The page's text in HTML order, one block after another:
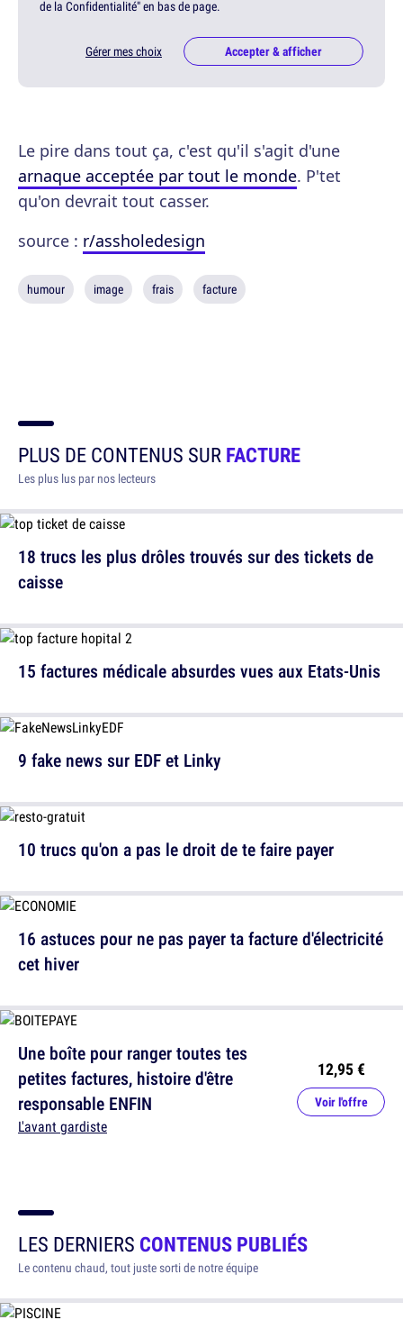
de la Confidentialité" en bas de page.
Gérer mes choix Accepter & afficher
Le pire dans tout ça, c'est qu'il s'agit d'une
arnaque acceptée par tout le monde. P'tet
qu'on devrait tout casser.
source : r/assholedesign
humour image frais facture
PLUS DE CONTENUS SURFACTURE
Les plus lus par nos lecteurs
18 trucs les plus drôles trouvés sur des tickets de
caisse
15 factures médicale absurdes vues aux Etats-Unis
10 trucs qu'on a pas le droit de te faire payer
Une boîte pour ranger toutes tes
petites factures, histoire d'être
responsable ENFIN
L'avant gardiste
12,95 €
Voir l'offre
9 fake news sur EDF et Linky
16 astuces pour ne pas payer ta facture d'électricité
cet hiver
LES DERNIERS CONTENUS PUBLIÉS
Le contenu chaud, tout juste sorti de notre équipe